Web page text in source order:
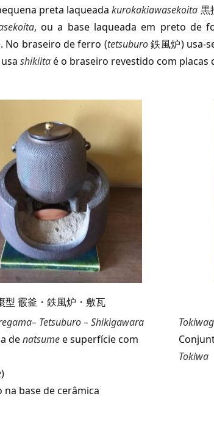
preta laqueada kurokakiawasekoita 黒
, ou a base laqueada em preto de
No braseiro de ferro (tetsuburo鉄風炉) usa-
shikiitaé o braseiro revestido com placas
型 霰釜・鉄風炉・敷瓦
Tetsuburo – Shikigawara
denatsumee superfície com
)
base de cerâmica
Tokiwa